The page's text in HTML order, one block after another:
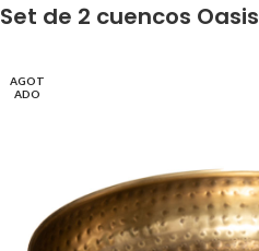
Set de 2 cuencos Oasis
AGOT
ADO